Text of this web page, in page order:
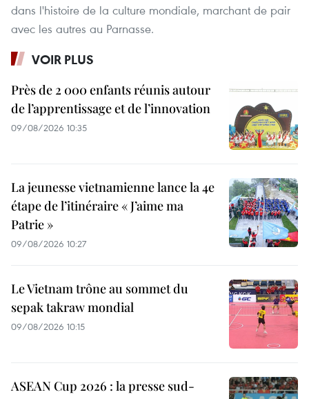
dans l'histoire de la culture mondiale, marchant de pair
avec les autres au Parnasse.
VOIR PLUS
Près de 2 000 enfants réunis autour
de l’apprentissage et de l’innovation
09/08/2026 10:35
La jeunesse vietnamienne lance la 4e
étape de l’itinéraire « J’aime ma
Patrie »
09/08/2026 10:27
Le Vietnam trône au sommet du
sepak takraw mondial
09/08/2026 10:15
ASEAN Cup 2026 : la presse sud-